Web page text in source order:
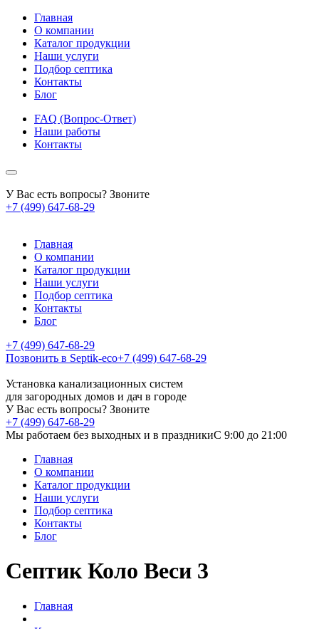
Главная
О компании
Каталог продукции
Наши услуги
Подбор септика
Контакты
Блог
FAQ (Вопрос-Ответ)
Наши работы
Контакты
У Вас есть вопросы? Звоните
+7 (499) 647-68-29
Главная
О компании
Каталог продукции
Наши услуги
Подбор септика
Контакты
Блог
+7 (499) 647-68-29
Позвонить в Septik-eco+7 (499) 647-68-29
Установка канализационных систем
для загородных домов и дач в городе
У Вас есть вопросы? Звоните
+7 (499) 647-68-29
Мы работаем без выходных и в праздникиC 9:00 до 21:00
Главная
О компании
Каталог продукции
Наши услуги
Подбор септика
Контакты
Блог
Септик Коло Веси 3
Главная